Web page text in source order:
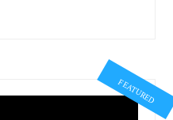
FEATURED